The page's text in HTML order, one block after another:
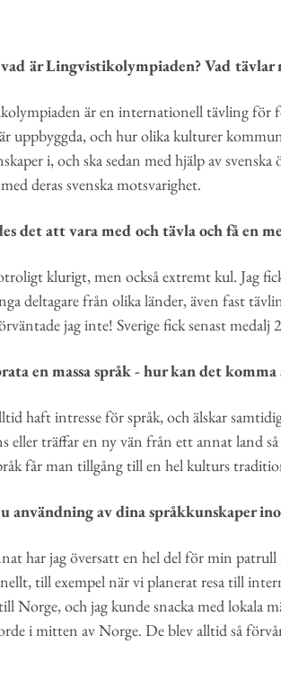
är Lingvistikolympiaden? Vad tävlar
är en internationell tävling för
uppbyggda, och hur olika kulturer
i, och ska sedan med hjälp av
deras svenska motsvarighet.
det att vara med och tävla och få en
klurigt, men också extremt kul. Jag
deltagare från olika länder, även fast
jag inte! Sverige fick senast medalj
en massa språk - hur kan det komma
haft intresse för språk, och älskar
eller träffar en ny vän från ett annat land
får man tillgång till en hel kulturs
användning av dina språkkunskaper
har jag översatt en hel del för min
till exempel när vi planerat resa till
Norge, och jag kunde snacka med lokala
i mitten av Norge. De blev alltid så